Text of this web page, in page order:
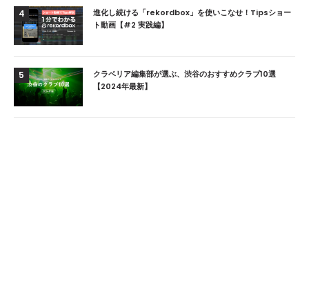
4
進化し続ける「rekordbox」を使いこなせ！Tipsショー
ト動画【#2 実践編】
5
クラベリア編集部が選ぶ、渋谷のおすすめクラブ10選
【2024年最新】